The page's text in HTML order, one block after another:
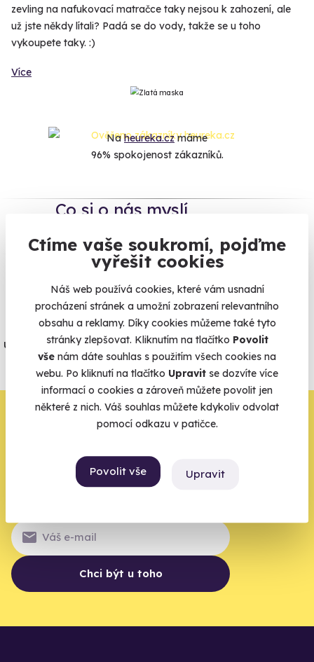
Ctíme vaše soukromí, pojďme
vyřešit cookies
Náš web používá cookies, které vám usnadní
procházení stránek a umožní zobrazení relevantního
obsahu a reklamy. Díky cookies můžeme také tyto
stránky zlepšovat. Kliknutím na tlačítko Povolit
vše nám dáte souhlas s použitím všech cookies na
webu. Po kliknutí na tlačítko Upravit se dozvíte více
informací o cookies a zároveň můžete povolit jen
některé z nich. Váš souhlas můžete kdykoliv odvolat
pomocí odkazu v patičce.
Povolit vše Upravit
zevling na nafukovací matračce taky nejsou k zahození, ale
už jste někdy lítali? Padá se do vody, takže se u toho
vykoupete taky. :)
Více
Naheureka.czmáme
96% spokojenost zákazníků.
Co si o nás myslí
Zobraz ohlasy
Vše umíme pojistit
Jeden nikdy neví. Máme nejvyšší
úrazové pojištění z nabídky zážitkových
agentur.
Zbývá jeden krok,
zbytek zařídíme my
Váš e-mail je vstupenka do světa, kde se žije naplno. Pojďte
Chci být u toho